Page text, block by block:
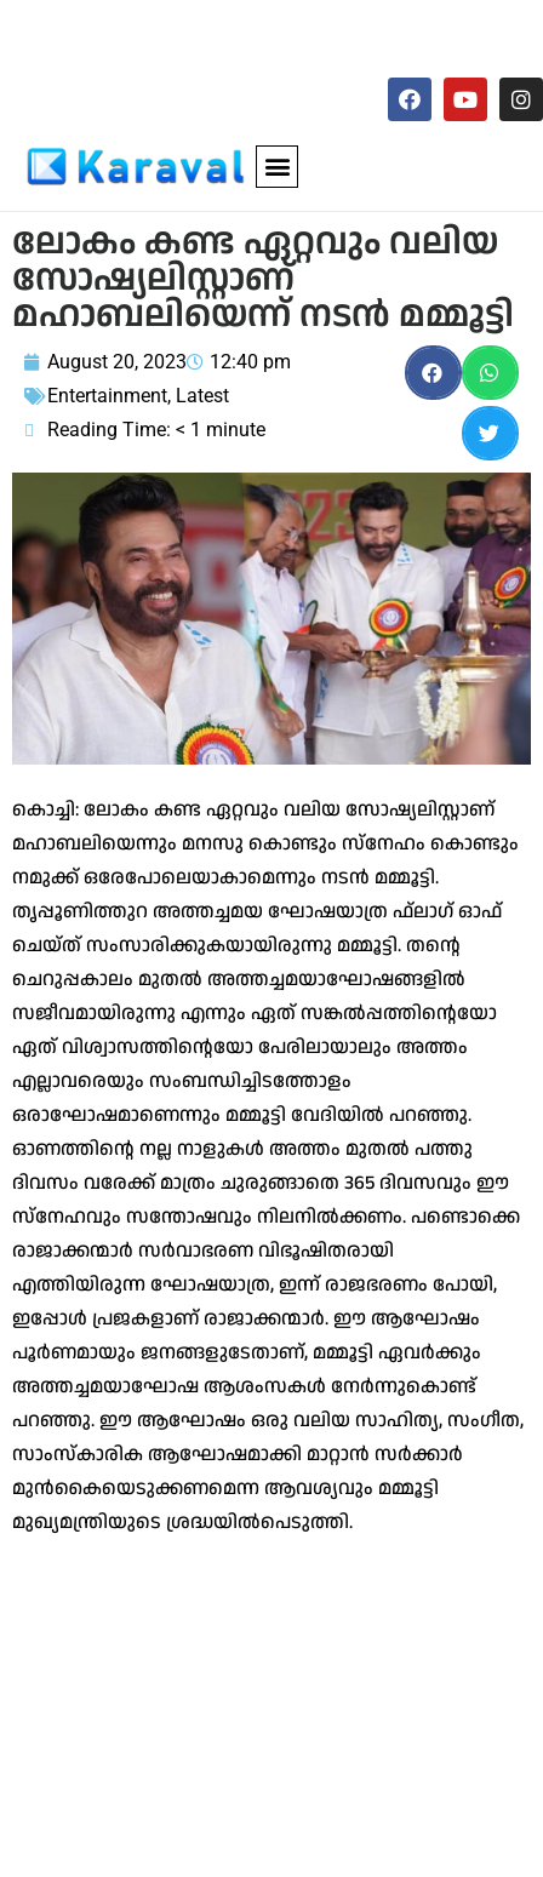
ലോകം കണ്ട ഏറ്റവും വലിയ
സോഷ്യലിസ്റ്റാണ്
മഹാബലിയെന്ന് നടന്‍ മമ്മൂട്ടി
August 20, 2023
12:40 pm
Entertainment, Latest
Reading Time: < 1 minute
കൊച്ചി: ലോകം കണ്ട ഏറ്റവും വലിയ സോഷ്യലിസ്റ്റാണ്
മഹാബലിയെന്നും മനസു കൊണ്ടും സ്‌നേഹം കൊണ്ടും
നമുക്ക് ഒരേപോലെയാകാമെന്നും നടന്‍ മമ്മൂട്ടി.
തൃപ്പൂണിത്തുറ അത്തച്ചമയ ഘോഷയാത്ര ഫ്‌ലാഗ് ഓഫ്
ചെയ്ത് സംസാരിക്കുകയായിരുന്നു മമ്മൂട്ടി. തന്റെ
ചെറുപ്പകാലം മുതല്‍ അത്തച്ചമയാഘോഷങ്ങളില്‍
സജീവമായിരുന്നു എന്നും ഏത് സങ്കല്‍പ്പത്തിന്റെയോ
ഏത് വിശ്വാസത്തിന്റെയോ പേരിലായാലും അത്തം
എല്ലാവരെയും സംബന്ധിച്ചിടത്തോളം
ഒരാഘോഷമാണെന്നും മമ്മൂട്ടി വേദിയില്‍ പറഞ്ഞു.
ഓണത്തിന്റെ നല്ല നാളുകള്‍ അത്തം മുതല്‍ പത്തു
ദിവസം വരേക്ക് മാത്രം ചുരുങ്ങാതെ 365 ദിവസവും ഈ
സ്നേഹവും സന്തോഷവും നിലനില്‍ക്കണം. പണ്ടൊക്കെ
രാജാക്കന്മാര്‍ സര്‍വാഭരണ വിഭൂഷിതരായി
എത്തിയിരുന്ന ഘോഷയാത്ര, ഇന്ന് രാജഭരണം പോയി,
ഇപ്പോള്‍ പ്രജകളാണ് രാജാക്കന്മാര്‍. ഈ ആഘോഷം
പൂര്‍ണമായും ജനങ്ങളുടേതാണ്, മമ്മൂട്ടി ഏവര്‍ക്കും
അത്തച്ചമയാഘോഷ ആശംസകള്‍ നേര്‍ന്നുകൊണ്ട്
പറഞ്ഞു. ഈ ആഘോഷം ഒരു വലിയ സാഹിത്യ, സംഗീത,
സാംസ്‌കാരിക ആഘോഷമാക്കി മാറ്റാന്‍ സര്‍ക്കാര്‍
മുന്‍കൈയെടുക്കണമെന്ന ആവശ്യവും മമ്മൂട്ടി
മുഖ്യമന്ത്രിയുടെ ശ്രദ്ധയില്‍പെടുത്തി.